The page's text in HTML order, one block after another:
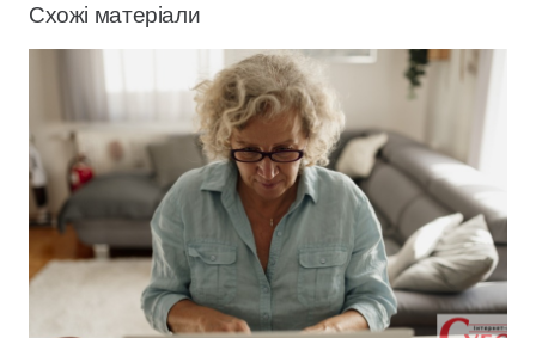
Схожі матеріали